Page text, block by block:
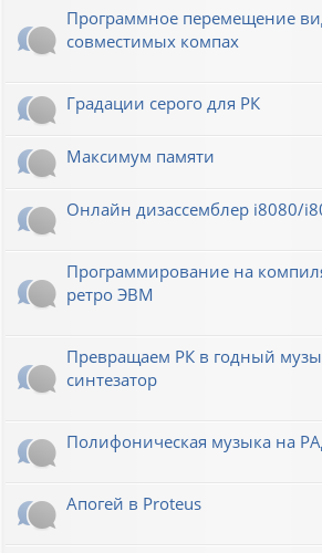
Программное перемещение
совместимых компах
Градации серого для РК
Максимум памяти
Онлайн дизассемблер i8080/
Программирование на
ретро ЭВМ
Превращаем РК в годный
синтезатор
Полифоническая музыка на
Апогей в Proteus